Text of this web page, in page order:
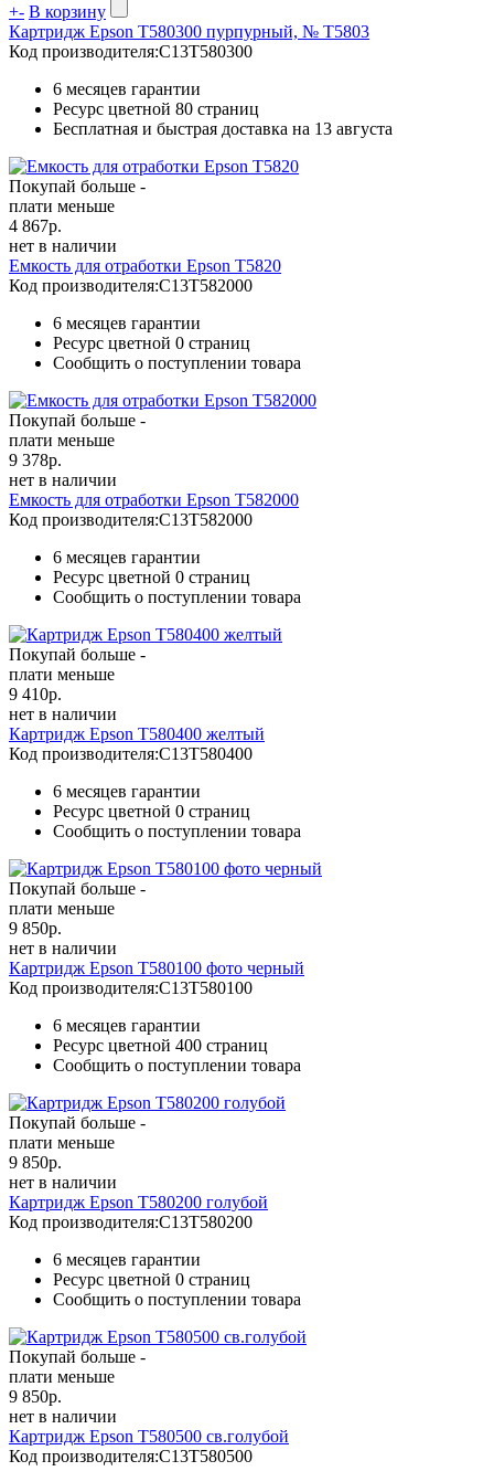
+- В корзину
Картридж Epson T580300 пурпурный, № T5803
Код производителя:C13T580300
6 месяцев гарантии
Ресурс цветной 80 страниц
Бесплатная и быстрая доставка на 13 августа
Покупай больше -
плати меньше
4 867р.
нет в наличии
Емкость для отработки Epson T5820
Код производителя:C13T582000
6 месяцев гарантии
Ресурс цветной 0 страниц
Сообщить о поступлении товара
Покупай больше -
плати меньше
9 378р.
нет в наличии
Емкость для отработки Epson T582000
Код производителя:C13T582000
6 месяцев гарантии
Ресурс цветной 0 страниц
Сообщить о поступлении товара
Покупай больше -
плати меньше
9 410р.
нет в наличии
Картридж Epson T580400 желтый
Код производителя:C13T580400
6 месяцев гарантии
Ресурс цветной 0 страниц
Сообщить о поступлении товара
Покупай больше -
плати меньше
9 850р.
нет в наличии
Картридж Epson T580100 фото черный
Код производителя:C13T580100
6 месяцев гарантии
Ресурс цветной 400 страниц
Сообщить о поступлении товара
Покупай больше -
плати меньше
9 850р.
нет в наличии
Картридж Epson T580200 голубой
Код производителя:C13T580200
6 месяцев гарантии
Ресурс цветной 0 страниц
Сообщить о поступлении товара
Покупай больше -
плати меньше
9 850р.
нет в наличии
Картридж Epson T580500 св.голубой
Код производителя:C13T580500